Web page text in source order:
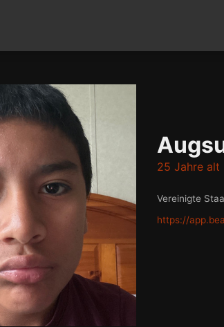
25 Jahre alt
Vereinigte
https://